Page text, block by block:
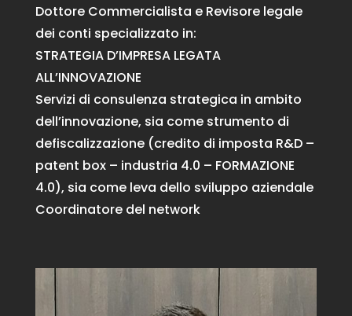
Dottore Commercialista e Revisore legale
dei conti specializzato in:
STRATEGIA D’IMPRESA LEGATA
ALL’INNOVAZIONE
Servizi di consulenza strategica in ambito
dell’innovazione, sia come strumento di
defiscalizzazione (credito di imposta R&D –
patent box – industria 4.0 – FORMAZIONE
4.0), sia come leva dello sviluppo aziendale
Coordinatore del network